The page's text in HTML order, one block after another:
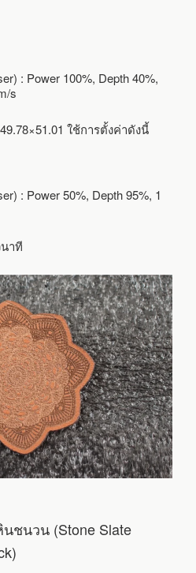
: Power 100%, Depth 40%,
s
ใช้การตั้งค่าดังนี้
: Power 50%, Depth 95%, 1
าที
ชนวน (Stone Slate